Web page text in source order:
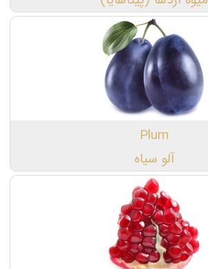
Plum
آلو سیاه